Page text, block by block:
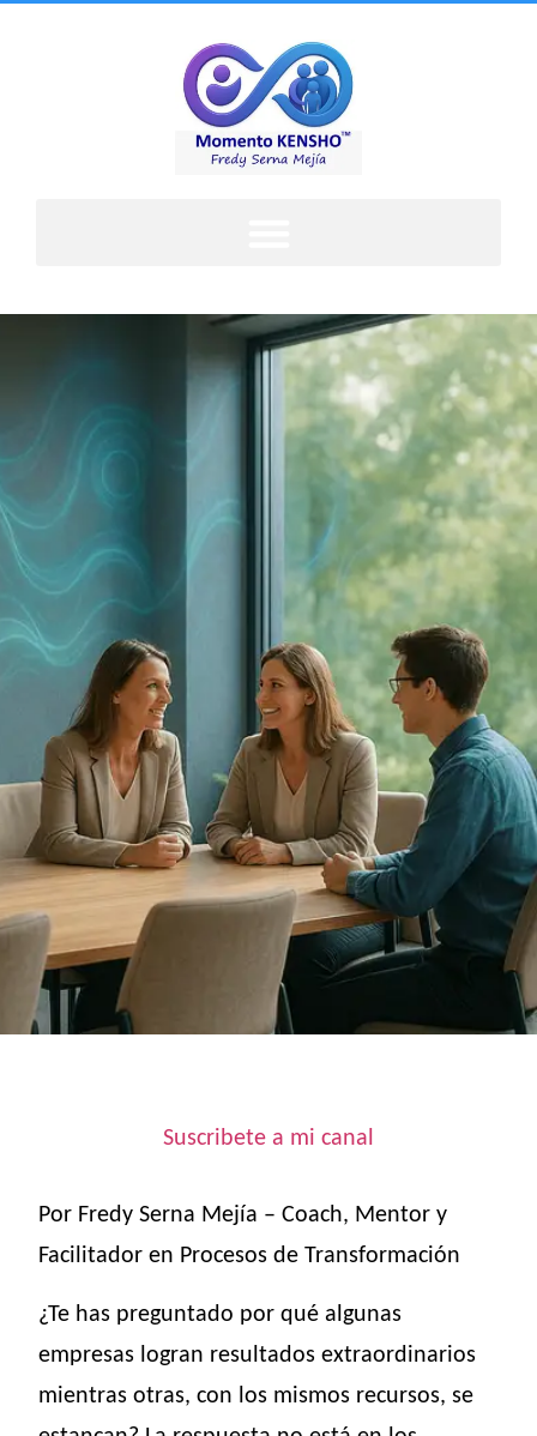
Suscribete a mi canal
Por Fredy Serna Mejía – Coach, Mentor y
Facilitador en Procesos de Transformación
¿Te has preguntado por qué algunas
empresas logran resultados extraordinarios
mientras otras, con los mismos recursos, se